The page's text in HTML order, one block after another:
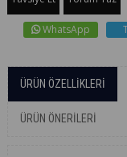
WhatsApp
ÜRÜN ÖZELLIKLERI
ÜRÜN ÖNERILERI